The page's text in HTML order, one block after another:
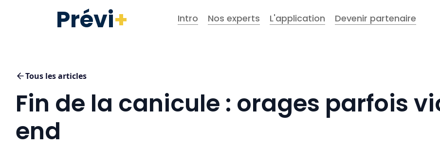
Prévi+ Intro Nos experts L'application Devenir partenaire
Tous les articles
Fin de la canicule : orages parfois
end